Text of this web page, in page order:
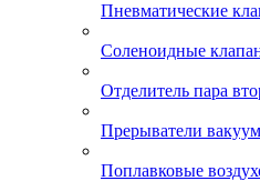
Пневматические
Соленоидные
Отделитель пара
Прерыватели
Поплавковые